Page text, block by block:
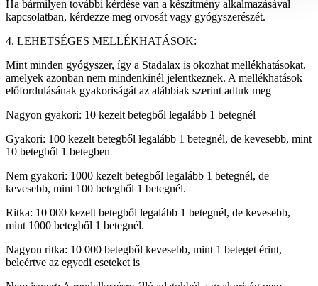
Ha bármilyen további kérdése van a készítmény alkalmazásával
kapcsolatban, kérdezze meg orvosát vagy gyógyszerészét.
4. LEHETSÉGES MELLÉKHATÁSOK:
Mint minden gyógyszer, így a Stadalax is okozhat mellékhatásokat,
amelyek azonban nem mindenkinél jelentkeznek. A mellékhatások
előfordulásának gyakoriságát az alábbiak szerint adtuk meg
Nagyon gyakori: 10 kezelt betegből legalább 1 betegnél
Gyakori: 100 kezelt betegből legalább 1 betegnél, de kevesebb, mint
10 betegből 1 betegben
Nem gyakori: 1000 kezelt betegből legalább 1 betegnél, de
kevesebb, mint 100 betegből 1 betegnél.
Ritka: 10 000 kezelt betegből legalább 1 betegnél, de kevesebb,
mint 1000 betegből 1 betegnél.
Nagyon ritka: 10 000 betegből kevesebb, mint 1 beteget érint,
beleértve az egyedi eseteket is